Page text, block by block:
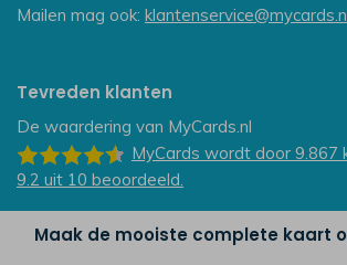
Mailen mag ook:
Tevreden klanten
De waardering van MyCards.nl
MyCards wordt door 9.867
9.2 uit 10 beoordeeld.
Maak de mooiste complete kaart